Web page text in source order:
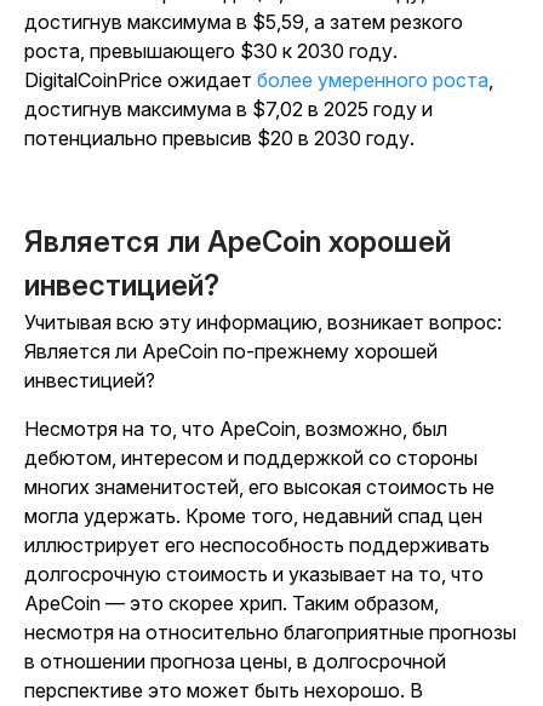
достигнув максимума в $5,59, а затем резкого
роста, превышающего $30 к 2030 году.
DigitalCoinPrice ожидает более умеренного роста,
достигнув максимума в $7,02 в 2025 году и
потенциально превысив $20 в 2030 году.
Является ли ApeCoin хорошей
инвестицией?
Учитывая всю эту информацию, возникает вопрос:
Является ли ApeCoin по-прежнему хорошей
инвестицией?
Несмотря на то, что ApeCoin, возможно, был
дебютом, интересом и поддержкой со стороны
многих знаменитостей, его высокая стоимость не
могла удержать. Кроме того, недавний спад цен
иллюстрирует его неспособность поддерживать
долгосрочную стоимость и указывает на то, что
ApeCoin — это скорее хрип. Таким образом,
несмотря на относительно благоприятные прогнозы
в отношении прогноза цены, в долгосрочной
перспективе это может быть нехорошо. В